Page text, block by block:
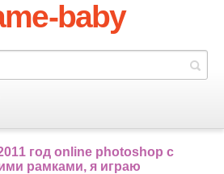
baby
photoshop с
рамками, я играю